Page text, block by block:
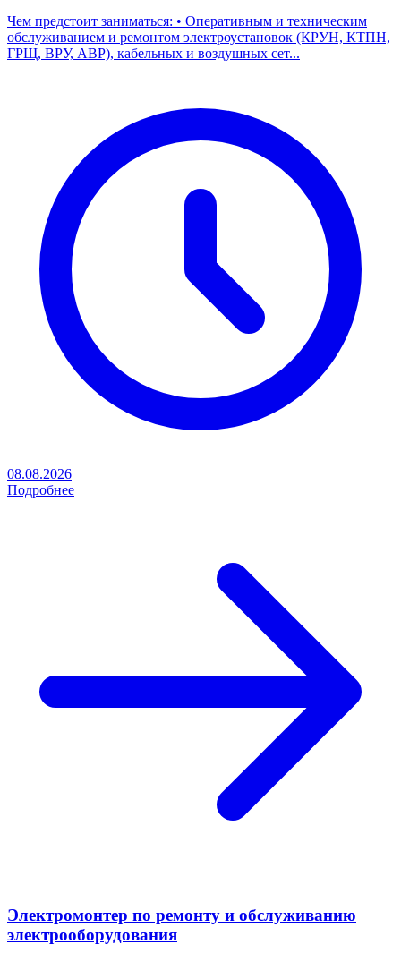
Чем предстоит заниматься: • Оперативным и техническим
обслуживанием и ремонтом электроустановок (КРУН, КТПН,
ГРЩ, ВРУ, АВР), кабельных и воздушных сет...
08.08.2026
Подробнее
Электромонтер по ремонту и обслуживанию
электрооборудования